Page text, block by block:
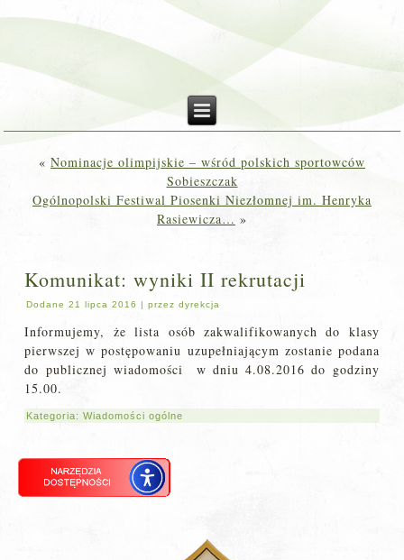
« Nominacje olimpijskie – wśród polskich sportowców
Sobieszczak
Ogólnopolski Festiwal Piosenki Niezłomnej im. Henryka
Rasiewicza… »
Komunikat: wyniki II rekrutacji
Dodane 21 lipca 2016 |przez dyrekcja
Informujemy, że lista osób zakwalifikowanych do klasy
pierwszej w postępowaniu uzupełniającym zostanie podana
do publicznej wiadomości w dniu 4.08.2016 do godziny
15.00.
Kategoria:Wiadomości ogólne